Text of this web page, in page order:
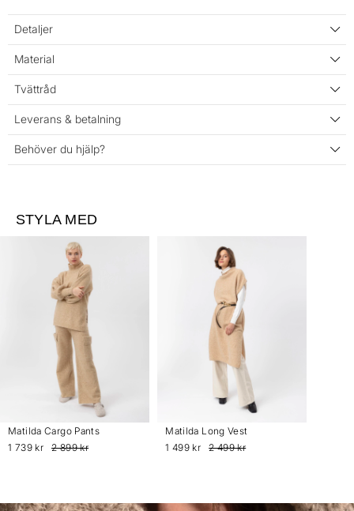
Detaljer
Material
Tvättråd
Leverans & betalning
Behöver du hjälp?
STYLA MED
Matilda Cargo Pants
1 739 kr
2 899 kr
Matilda Long Vest
1 499 kr
2 499 kr